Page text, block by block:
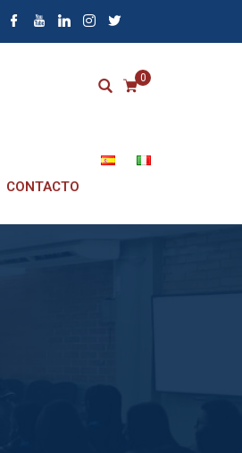
0
CONTACTO